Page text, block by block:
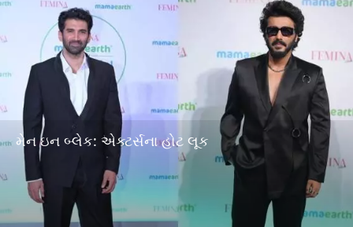
મેન ઇન બ્લેક: એક્ટર્સના હોટ લૂક